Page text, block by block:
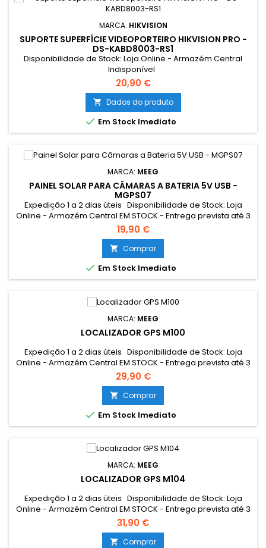
MARCA: HIKVISION
SUPORTE SUPERFÍCIE VIDEOPORTEIRO HIKVISION PRO -
DS-KABD8003-RS1
Disponibilidade de Stock: Loja Online - Armazém Central
Indisponível
20,90 €
 Dados do produto
 Em Stock Imediato
MARCA: MEEG
PAINEL SOLAR PARA CÂMARAS A BATERIA 5V USB -
MGPS07
Expedição 1 a 2 dias úteis Disponibilidade de Stock: Loja
Online - Armazém Central EM STOCK - Entrega prevista até 3
dias úteis Loja Braga - Rua António Fernandes Ferreira
Gomes EM STOCK Este painel solar carrega a sua
câmera, ficando esta sempre em funcionamento todos os
dias, todo o ano, sem se preocupar que a bateria acabe.
19,90 €
 Comprar
 Em Stock Imediato
MARCA: MEEG
LOCALIZADOR GPS M100
Expedição 1 a 2 dias úteis Disponibilidade de Stock: Loja
Online - Armazém Central EM STOCK - Entrega prevista até 3
dias úteis Loja Braga - Rua António Fernandes Ferreira
Gomes EM STOCK
29,90 €
 Comprar
 Em Stock Imediato
MARCA: MEEG
LOCALIZADOR GPS M104
Expedição 1 a 2 dias úteis Disponibilidade de Stock: Loja
Online - Armazém Central EM STOCK - Entrega prevista até 3
dias úteis Loja Braga - Rua António Fernandes Ferreira
Gomes EM STOCK Resumo: Mini localizador GPS para
conectar e utilizar em pessoas e veículos
31,90 €
 Comprar